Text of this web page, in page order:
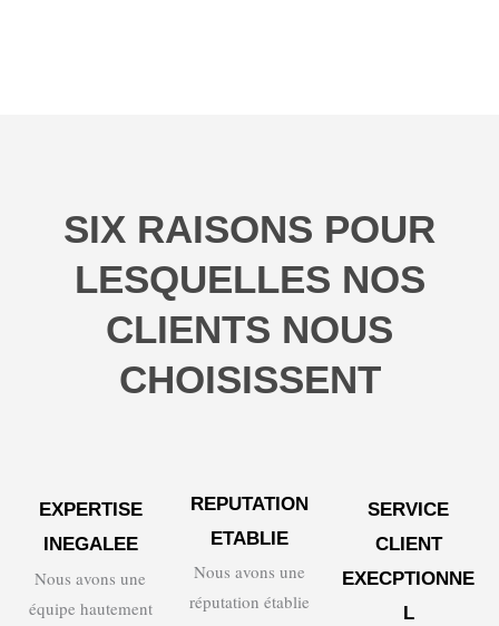
SIX RAISONS POUR
LESQUELLES NOS
CLIENTS NOUS
CHOISISSENT
EXPERTISE
INEGALEE
Nous avons une
équipe hautement
REPUTATION
ETABLIE
Nous avons une
réputation établie
SERVICE
CLIENT
EXECPTIONNE
L